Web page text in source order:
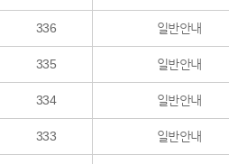
336 일반안내
335 일반안내
334 일반안내
333 일반안내